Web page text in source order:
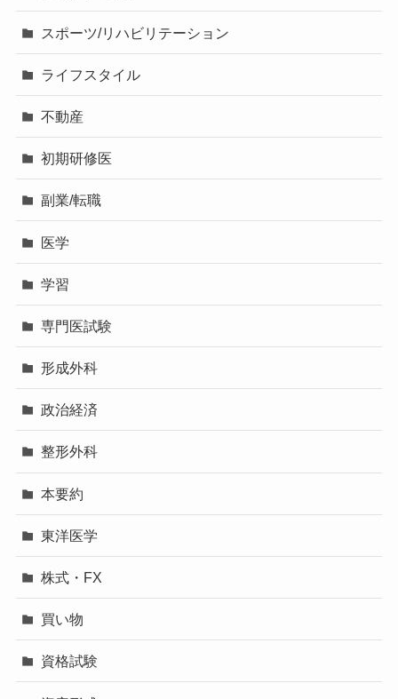
スポーツ/リハビリテーション
ライフスタイル
不動産
初期研修医
副業/転職
医学
学習
専門医試験
形成外科
政治経済
整形外科
本要約
東洋医学
株式・FX
買い物
資格試験